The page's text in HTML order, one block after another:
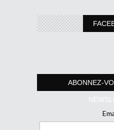
ABONNEZ-